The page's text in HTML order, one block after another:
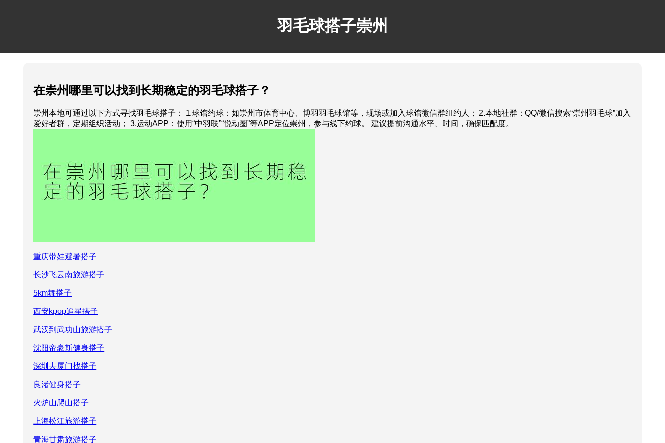
羽毛球搭子崇州
在崇州哪里可以找到长期稳定的羽毛球搭子？
崇州本地可通过以下方式寻找羽毛球搭子： 1.球馆约球：如崇州市体育中心、博羽羽毛球馆等，现场或加入球馆微信群组约人； 2.本地社群：QQ/微信搜索“崇州羽毛球”加入
爱好者群，定期组织活动； 3.运动APP：使用“中羽联”“悦动圈”等APP定位崇州，参与线下约球。 建议提前沟通水平、时间，确保匹配度。
重庆带娃避暑搭子
长沙飞云南旅游搭子
5km舞搭子
西安kpop追星搭子
武汉到武功山旅游搭子
沈阳帝豪斯健身搭子
深圳去厦门找搭子
良渚健身搭子
火炉山爬山搭子
上海松江旅游搭子
青海甘肃旅游搭子